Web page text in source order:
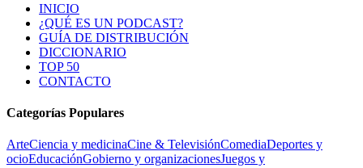
INICIO
¿QUÉ ES UN PODCAST?
GUÍA DE DISTRIBUCIÓN
DICCIONARIO
TOP 50
CONTACTO
Categorías Populares
ArteCiencia y medicinaCine & TelevisiónComediaDeportes y
ocioEducaciónGobierno y organizacionesJuegos y